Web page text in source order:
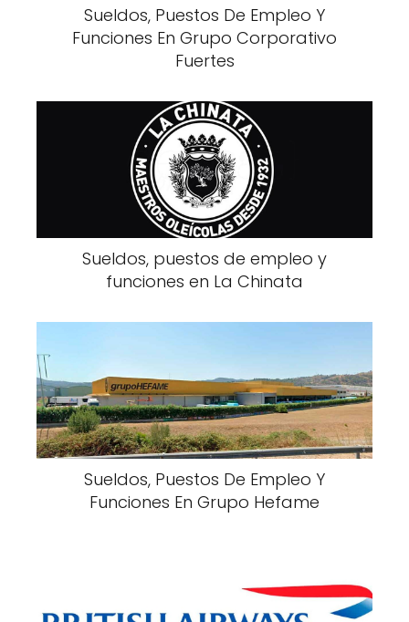
Sueldos, Puestos De Empleo Y
Funciones En Grupo Corporativo
Fuertes
Sueldos, puestos de empleo y
funciones en La Chinata
Sueldos, Puestos De Empleo Y
Funciones En Grupo Hefame